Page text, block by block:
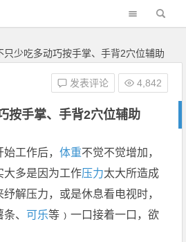
只少吃多动巧按手掌、手背2穴位辅助
按手掌、手背2穴位辅助
发表评论 4,842
始工作后，体重不觉不觉增加，
大多是因为工作压力太大所造成
纾解压力，或是休息看电视时，
、 可乐等﹚一口接着一口，欲